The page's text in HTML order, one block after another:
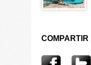
COMPARTIR